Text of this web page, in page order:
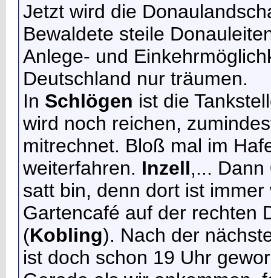
Jetzt wird die
Bewaldete steile
Anlege- und
Deutschland nur träumen.
In Schlögen ist die
wird noch reichen,
mitrechnet. Bloß mal im
weiterfahren. Inzell,... Dann
satt bin, denn dort ist
Gartencafé auf der rechten
(Kobling). Nach der
ist doch schon 19 Uhr